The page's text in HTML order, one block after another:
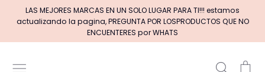
directamente
contenido
LAS MEJORES MARCAS EN UN SOLO LUGAR PARA TI!!! estamos
actualizando la pagina, PREGUNTA POR LOSPRODUCTOS QUE NO
ENCUENTERES por WHATS
Buscar